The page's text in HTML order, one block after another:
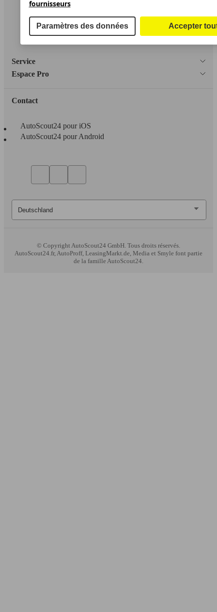
Informations légales
Protection des données
Service
Espace Pro
Contact
AutoScout24 pour iOS
AutoScout24 pour Android
© CopyrightAutoScout24 GmbH. Tous droits réservés.
AutoScout24.fr, AutoProff, LeasingMarkt.de, Media et Smyle font partie
de la famille AutoScout24.
fournisseurs
Paramètres des données Accepter